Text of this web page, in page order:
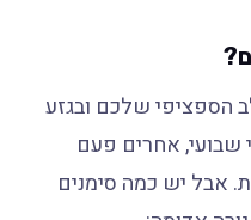
הספציפי שלכם ובגזע
שבועי, אחרים פעם
אבל יש כמה סימנים